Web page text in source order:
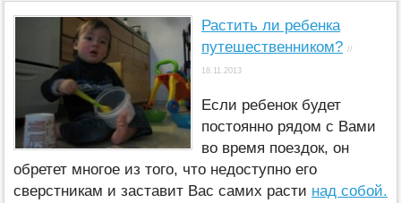
Растить ли ребенка
путешественником? //
18.11.2013
Если ребенок будет
постоянно рядом с Вами
во время поездок, он
обретет многое из того, что недоступно его
сверстникам и заставит Вас самих расти над собой.